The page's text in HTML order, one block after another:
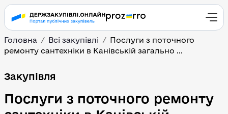
Головна Всі закупівлі
Послуги з поточного
ремонту сантехніки в Канівській загально ...
Послуги з поточного
Закупівля
Послуги з поточного ремонту